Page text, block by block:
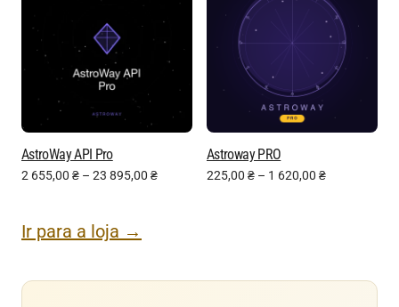
AstroWay API Pro
2 655,00 ₴ – 23 895,00 ₴
Astroway PRO
225,00 ₴ – 1 620,00 ₴
Ir para a loja →